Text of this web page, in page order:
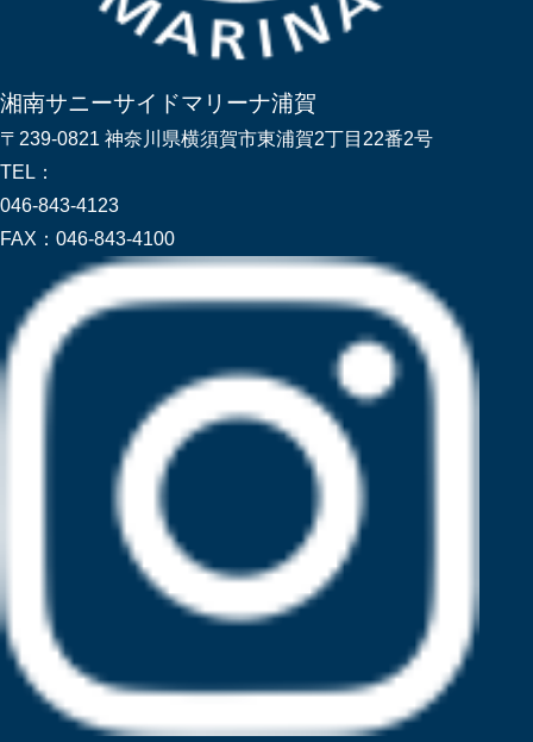
湘南サニーサイドマリーナ浦賀
〒239-0821 神奈川県横須賀市東浦賀2丁目22番2号
TEL：
046-843-4123
FAX： 046-843-4100